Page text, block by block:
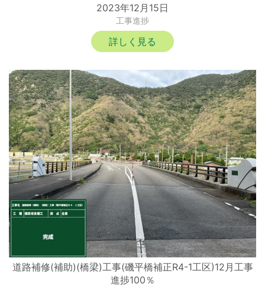
2023年12月15日
工事進捗
詳しく見る
道路補修(補助)(橋梁)工事(磯平橋補正R4-1工区)12月工事
進捗100％